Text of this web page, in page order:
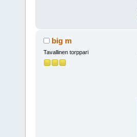
big m
Tavallinen torppari